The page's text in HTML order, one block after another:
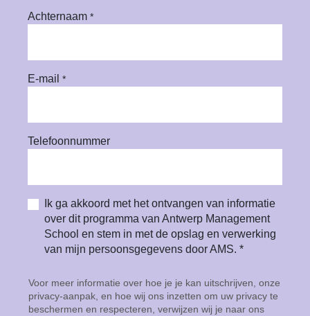
Achternaam *
E-mail *
Telefoonnummer
Ik ga akkoord met het ontvangen van informatie
over dit programma van Antwerp Management
School en stem in met de opslag en verwerking
van mijn persoonsgegevens door AMS. *
Voor meer informatie over hoe je je kan uitschrijven, onze
privacy-aanpak, en hoe wij ons inzetten om uw privacy te
beschermen en respecteren, verwijzen wij je naar ons